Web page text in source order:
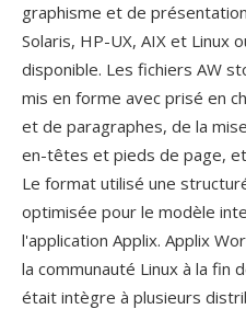
graphisme et de
Solaris, HP-UX, AIX et Linux
disponible. Les fichiers AW
mis en forme avec prisé en
et de paragraphes, de la
en-têtes et pieds de page,
Le format utilisé une
optimisée pour le modèle
l'application Applix. Applix
la communauté Linux à la fin
était intègre à plusieurs